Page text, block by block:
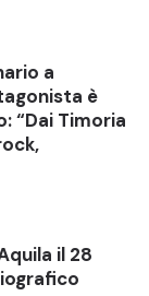
a
è
“Dai Timoria
il 28